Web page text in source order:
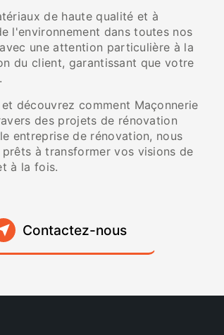
de haute qualité et à
l'environnement dans toutes nos
une attention particulière à la
du client, garantissant que votre
découvrez comment Maçonnerie
des projets de rénovation
entreprise de rénovation, nous
à transformer vos visions de
à la fois.
Contactez-nous